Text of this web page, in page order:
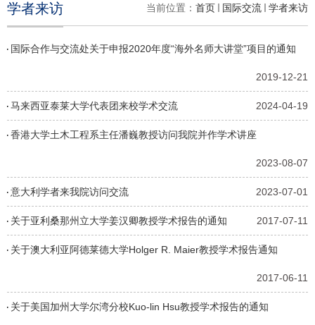
当前位置： 首页 国际交流 学者来访
学者来访
国际合作与交流处关于申报2020年度“海外名师大讲堂”项目的通知
2019-12-21
马来西亚泰莱大学代表团来校学术交流 2024-04-19
香港大学土木工程系主任潘巍教授访问我院并作学术讲座
2023-08-07
意大利学者来我院访问交流 2023-07-01
关于亚利桑那州立大学姜汉卿教授学术报告的通知 2017-07-11
关于澳大利亚阿德莱德大学Holger R. Maier教授学术报告通知
2017-06-11
关于美国加州大学尔湾分校Kuo-lin Hsu教授学术报告的通知